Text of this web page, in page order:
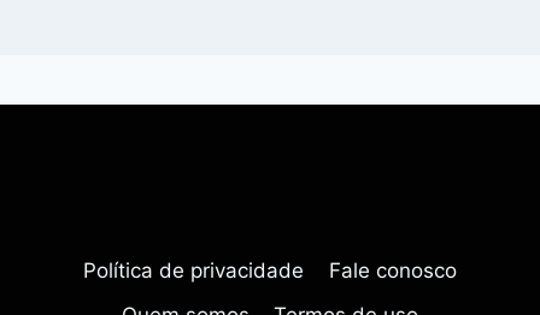
Política de privacidade
Fale conosco